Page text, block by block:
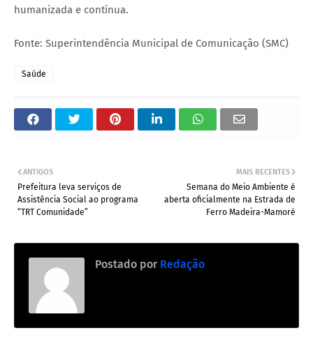
humanizada e contínua.
Fonte: Superintendência Municipal de Comunicação (SMC)
Saúde
MAIS RECENTES
Semana do Meio Ambiente é
aberta oficialmente na Estrada de
Ferro Madeira-Mamoré
ANTIGOS
Prefeitura leva serviços de
Assistência Social ao programa
“TRT Comunidade”
Postado por Redação